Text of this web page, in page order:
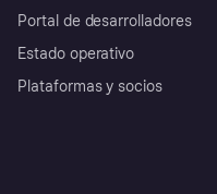
Portal de desarrolladores
Estado operativo
Plataformas y socios